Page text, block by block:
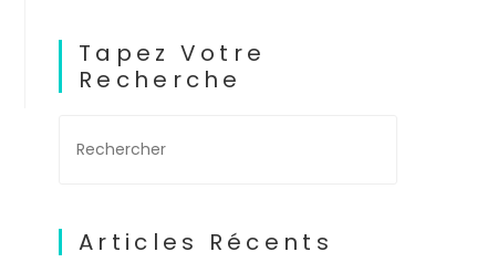
Tapez Votre
Recherche
Articles Récents